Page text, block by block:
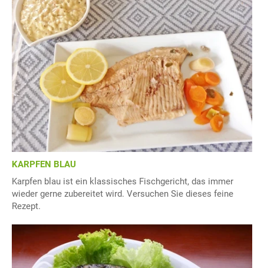
KARPFEN BLAU
Karpfen blau ist ein klassisches Fischgericht, das immer
wieder gerne zubereitet wird. Versuchen Sie dieses feine
Rezept.